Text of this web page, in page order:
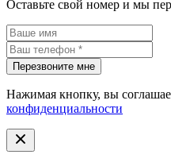
Оставьте свой номер и мы
Перезвоните мне
Нажимая кнопку, вы
конфиденциальности